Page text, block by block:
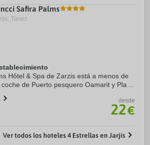
Safira Palms
Túnez.
Hôtel & Spa de Zarzis está a menos de
de Puerto pesquero Oamarit y Playa
y a 28,4 km ...
desde
22€
Ver todos los hoteles 4 Estrellas en Jarjis